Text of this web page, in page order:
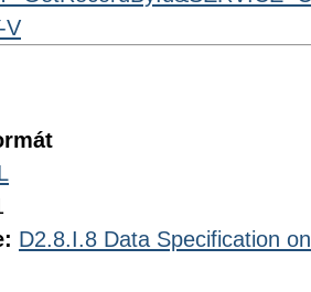
V
D2.8.I.8 Data Specification